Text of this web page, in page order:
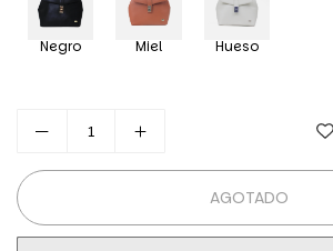
Negro Miel Hueso
AGOTADO